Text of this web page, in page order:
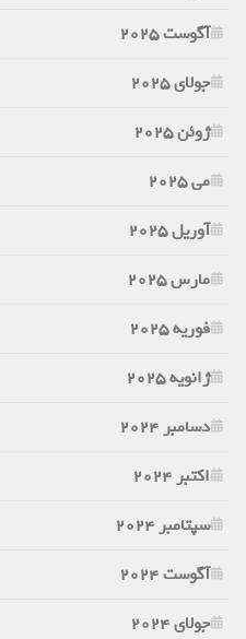
آگوست 2025
جولای 2025
ژوئن 2025
می 2025
آوریل 2025
مارس 2025
فوریه 2025
ژانویه 2025
دسامبر 2024
اکتبر 2024
سپتامبر 2024
آگوست 2024
جولای 2024